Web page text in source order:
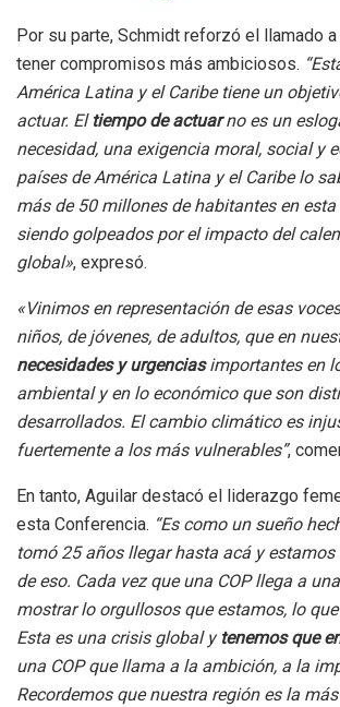
Por su parte, Schmidt reforzó el llamado
tener compromisos más ambiciosos.
América Latina y el Caribe tiene un
actuar. El tiempo de actuarno es un
necesidad, una exigencia moral, social y
países de América Latina y el Caribe lo
más de 50 millones de habitantes en
siendo golpeados por el impacto del
global», expresó.
«Vinimos en representación de esas
niños, de jóvenes, de adultos, que en
necesidades y urgenciasimportantes en
ambiental y en lo económico que son
desarrollados. El cambio climático es
fuertemente a los más vulnerables”,
En tanto, Aguilar destacó el liderazgo
esta Conferencia. “Es como un sueño
tomó 25 años llegar hasta acá y
de eso. Cada vez que una COP llega a
mostrar lo orgullosos que estamos, lo
Esta es una crisis global y tenemos que
una COP que llama a la ambición, a la
Recordemos que nuestra región es la